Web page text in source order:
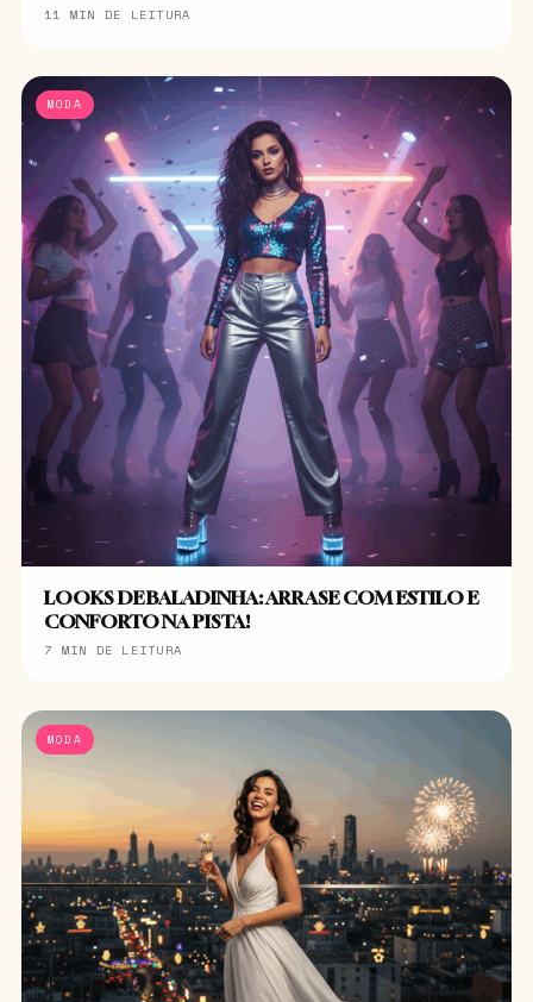
11 MIN DE LEITURA
MODA
LOOKS DE BALADINHA: ARRASE COM ESTILO E
CONFORTO NA PISTA!
7 MIN DE LEITURA
MODA